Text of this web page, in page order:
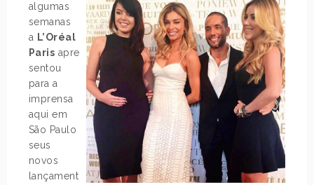
algumas
semanas
a L’Oréal
Paris apre
sentou
para a
imprensa
aqui em
São Paulo
seus
novos
lançament
POST ANTERIOR
BATALHA DE CABELO:
SOPHIA ABRAHÃO
PRÓXIMO POST
COMO USAR: VESTIDO
SUÉTER